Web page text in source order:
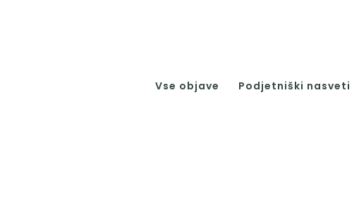
Vse objave Podjetniški nasveti